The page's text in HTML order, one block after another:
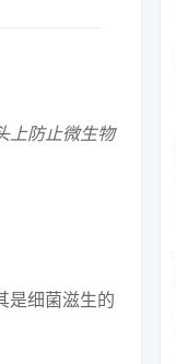
上防止微生物
是细菌滋生的